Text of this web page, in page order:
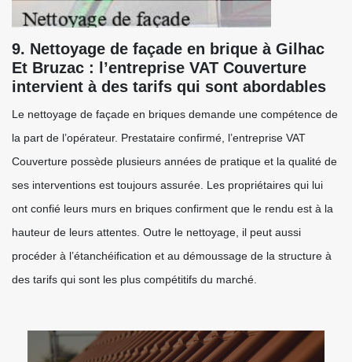
9. Nettoyage de façade en brique à Gilhac
Et Bruzac : l’entreprise VAT Couverture
intervient à des tarifs qui sont abordables
Le nettoyage de façade en briques demande une compétence de
la part de l’opérateur. Prestataire confirmé, l’entreprise VAT
Couverture possède plusieurs années de pratique et la qualité de
ses interventions est toujours assurée. Les propriétaires qui lui
ont confié leurs murs en briques confirment que le rendu est à la
hauteur de leurs attentes. Outre le nettoyage, il peut aussi
procéder à l’étanchéification et au démoussage de la structure à
des tarifs qui sont les plus compétitifs du marché.